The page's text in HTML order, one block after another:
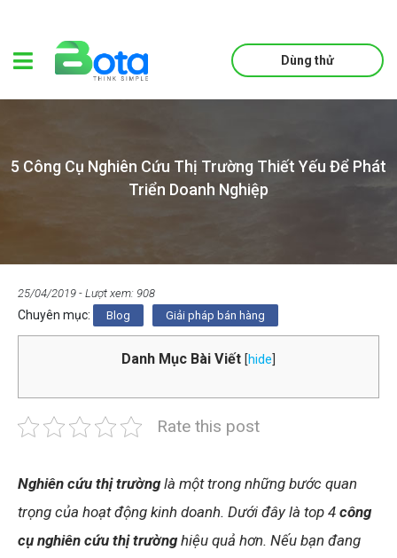
Dùng thử
5 Công Cụ Nghiên Cứu Thị Trường Thiết Yếu Để Phát
Triển Doanh Nghiệp
25/04/2019 - Lượt xem: 908
Chuyên mục: Blog Giải pháp bán hàng
Danh Mục Bài Viết [hide
Rate this post
Nghiên cứu thị trườnglà một trong những bước quan
trọng của hoạt động kinh doanh. Dưới đây là top 4 công
cụ nghiên cứu thị trườnghiệu quả hơn. Nếu bạn đang